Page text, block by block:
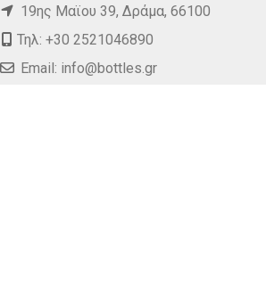
19ης Μαϊου 39, Δράμα, 66100
Τηλ: +30 2521046890
Email: info@bottles.gr